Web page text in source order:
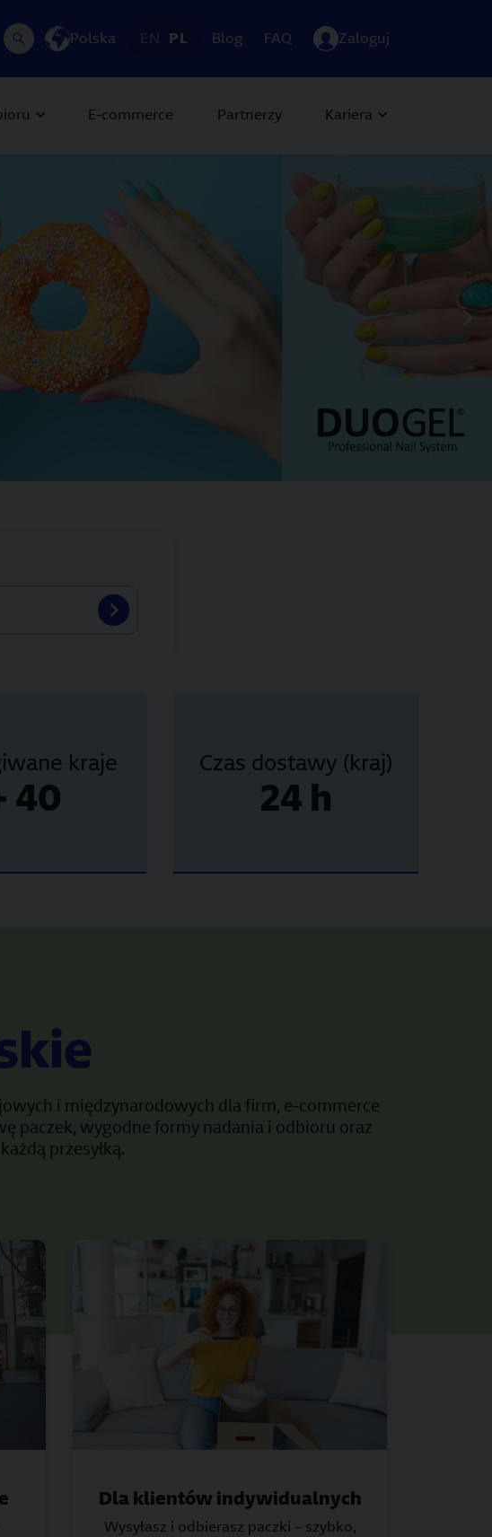
Polska EN PL Blog FAQ Zaloguj
E-commerce Partnerzy Kariera
kraje
40
Czas dostawy (kraj)
24 h
i międzynarodowych dla firm, e-commerce
paczek, wygodne formy nadania i odbioru oraz
przesyłką.
Dla klientów indywidualnych
Wysyłasz i odbierasz paczki – szybko,